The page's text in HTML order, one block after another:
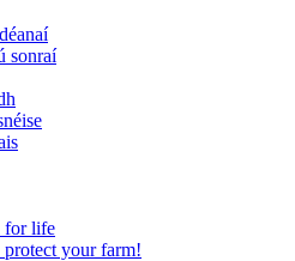
sonraí
for life
your farm!